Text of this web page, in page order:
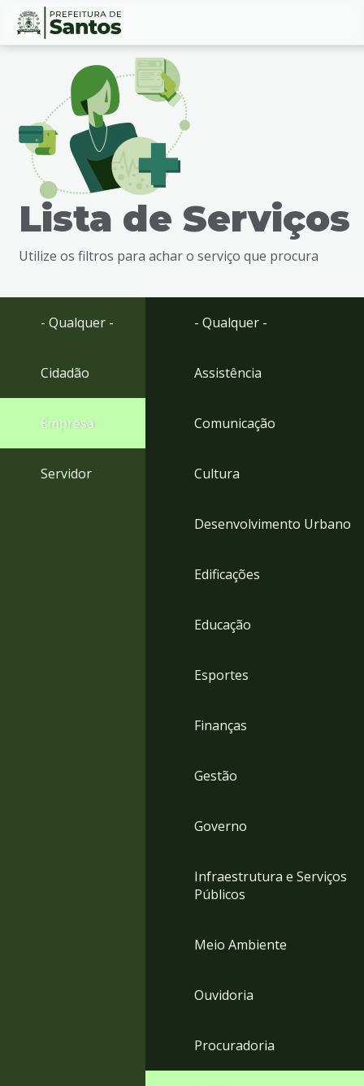
Ir
busca
Ir
Conteúdo
Lista de Serviços
Utilize os filtros para achar o serviço que procura
- Qualquer -
Cidadão
Empresa
Servidor
- Qualquer -
Assistência
Comunicação
Cultura
Desenvolvimento Urbano
Edificações
Educação
Esportes
Finanças
Gestão
Governo
Infraestrutura e Serviços
Públicos
Meio Ambiente
Ouvidoria
Procuradoria